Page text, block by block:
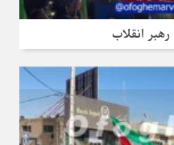
انقلاب